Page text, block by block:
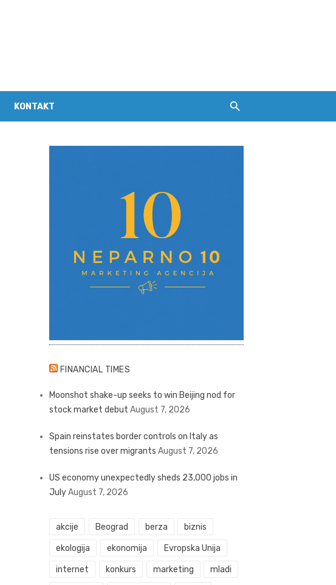
KONTAKT
FINANCIAL TIMES
Moonshot shake-up seeks to win Beijing nod for
stock market debut August 7, 2026
Spain reinstates border controls on Italy as
tensions rise over migrants August 7, 2026
US economy unexpectedly sheds 23,000 jobs in
JulyAugust 7, 2026
akcije Beograd berza biznis
ekologija ekonomija Evropska Unija
internet konkurs marketing mladi